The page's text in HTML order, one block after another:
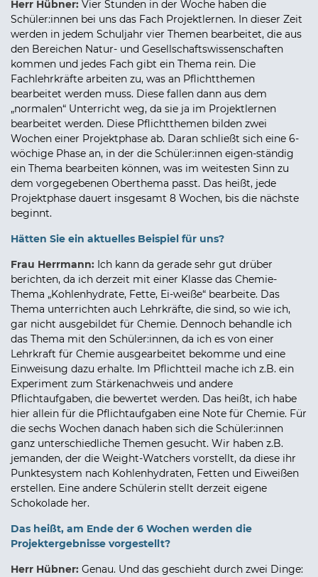
Herr Hübner: Vier Stunden in der Woche haben die
Schüler:innen bei uns das Fach Projektlernen. In dieser Zeit
werden in jedem Schuljahr vier Themen bearbeitet, die aus
den Bereichen Natur- und Gesellschaftswissenschaften
kommen und jedes Fach gibt ein Thema rein. Die
Fachlehrkräfte arbeiten zu, was an Pflichtthemen
bearbeitet werden muss. Diese fallen dann aus dem
„normalen“ Unterricht weg, da sie ja im Projektlernen
bearbeitet werden. Diese Pflichtthemen bilden zwei
Wochen einer Projektphase ab. Daran schließt sich eine 6-
wöchige Phase an, in der die Schüler:innen eigen-ständig
ein Thema bearbeiten können, was im weitesten Sinn zu
dem vorgegebenen Oberthema passt. Das heißt, jede
Projektphase dauert insgesamt 8 Wochen, bis die nächste
beginnt.
Hätten Sie ein aktuelles Beispiel für uns?
Frau Herrmann: Ich kann da gerade sehr gut drüber
berichten, da ich derzeit mit einer Klasse das Chemie-
Thema „Kohlenhydrate, Fette, Ei-weiße“ bearbeite. Das
Thema unterrichten auch Lehrkräfte, die sind, so wie ich,
gar nicht ausgebildet für Chemie. Dennoch behandle ich
das Thema mit den Schüler:innen, da ich es von einer
Lehrkraft für Chemie ausgearbeitet bekomme und eine
Einweisung dazu erhalte. Im Pflichtteil mache ich z.B. ein
Experiment zum Stärkenachweis und andere
Pflichtaufgaben, die bewertet werden. Das heißt, ich habe
hier allein für die Pflichtaufgaben eine Note für Chemie. Für
die sechs Wochen danach haben sich die Schüler:innen
ganz unterschiedliche Themen gesucht. Wir haben z.B.
jemanden, der die Weight-Watchers vorstellt, da diese ihr
Punktesystem nach Kohlenhydraten, Fetten und Eiweißen
erstellen. Eine andere Schülerin stellt derzeit eigene
Schokolade her.
Das heißt, am Ende der 6 Wochen werden die
Projektergebnisse vorgestellt?
Herr Hübner: Genau. Und das geschieht durch zwei Dinge: